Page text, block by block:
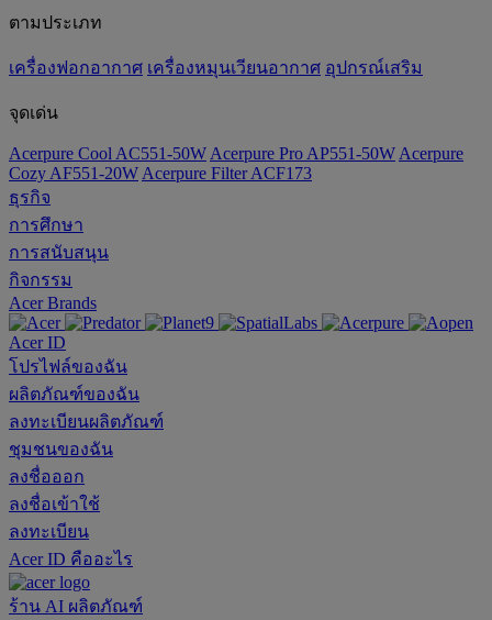
ตามประเภท
เครื่องฟอกอากาศ เครื่องหมุนเวียนอากาศ อุปกรณ์เสริม
จุดเด่น
Acerpure Cool AC551-50W Acerpure Pro AP551-50W Acerpure
Cozy AF551-20W Acerpure Filter ACF173
ธุรกิจ
การศึกษา
การสนับสนุน
กิจกรรม
Acer Brands
Acer ID
โปรไฟล์ของฉัน
ผลิตภัณฑ์ของฉัน
ลงทะเบียนผลิตภัณฑ์
ชุมชนของฉัน
ลงชื่อออก
ลงชื่อเข้าใช้
ลงทะเบียน
Acer ID คืออะไร
ร้าน AI ผลิตภัณฑ์